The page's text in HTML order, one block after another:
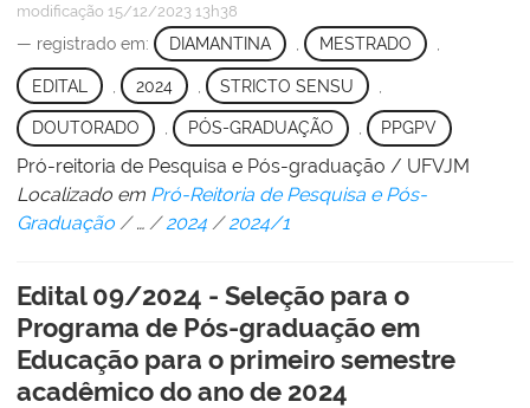
modificação 15/12/2023 13h38
— registrado em: DIAMANTINA MESTRADO
EDITAL 2024 STRICTO SENSU
DOUTORADO , PÓS-GRADUAÇÃO , PPGPV
Pró-reitoria de Pesquisa e Pós-graduação / UFVJM
Localizado em Pró-Reitoria de Pesquisa e Pós-
Graduação /… /2024 /2024/1
Edital 09/2024 - Seleção para o
Programa de Pós-graduação em
Educação para o primeiro semestre
acadêmico do ano de 2024